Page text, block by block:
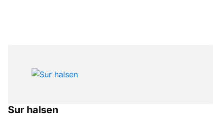
Sur halsen